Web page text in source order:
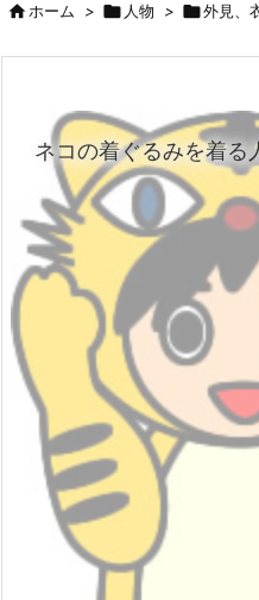
ホーム >  人物 > 外見、
ネコの着ぐるみを着る